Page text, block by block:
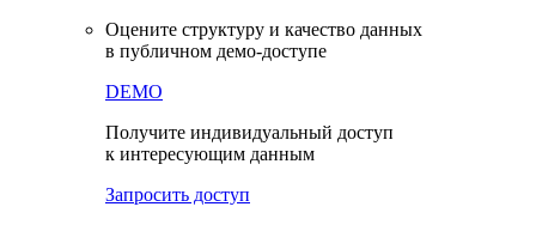
Оцените структуру и качество данных
в публичном демо-доступе
DEMO
Получите индивидуальный доступ
к интересующим данным
Запросить доступ